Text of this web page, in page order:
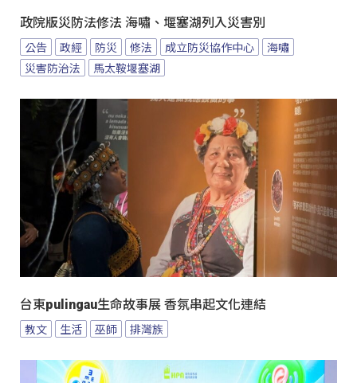
政院版災防法修法 海嘯、堰塞湖列入災害別
公告 政經 防災 修法 成立防災協作中心
海嘯
災害防治法
馬太鞍堰塞湖
台東pulingau生命故事展 香氛串起文化連結
教文 生活 巫師 排灣族